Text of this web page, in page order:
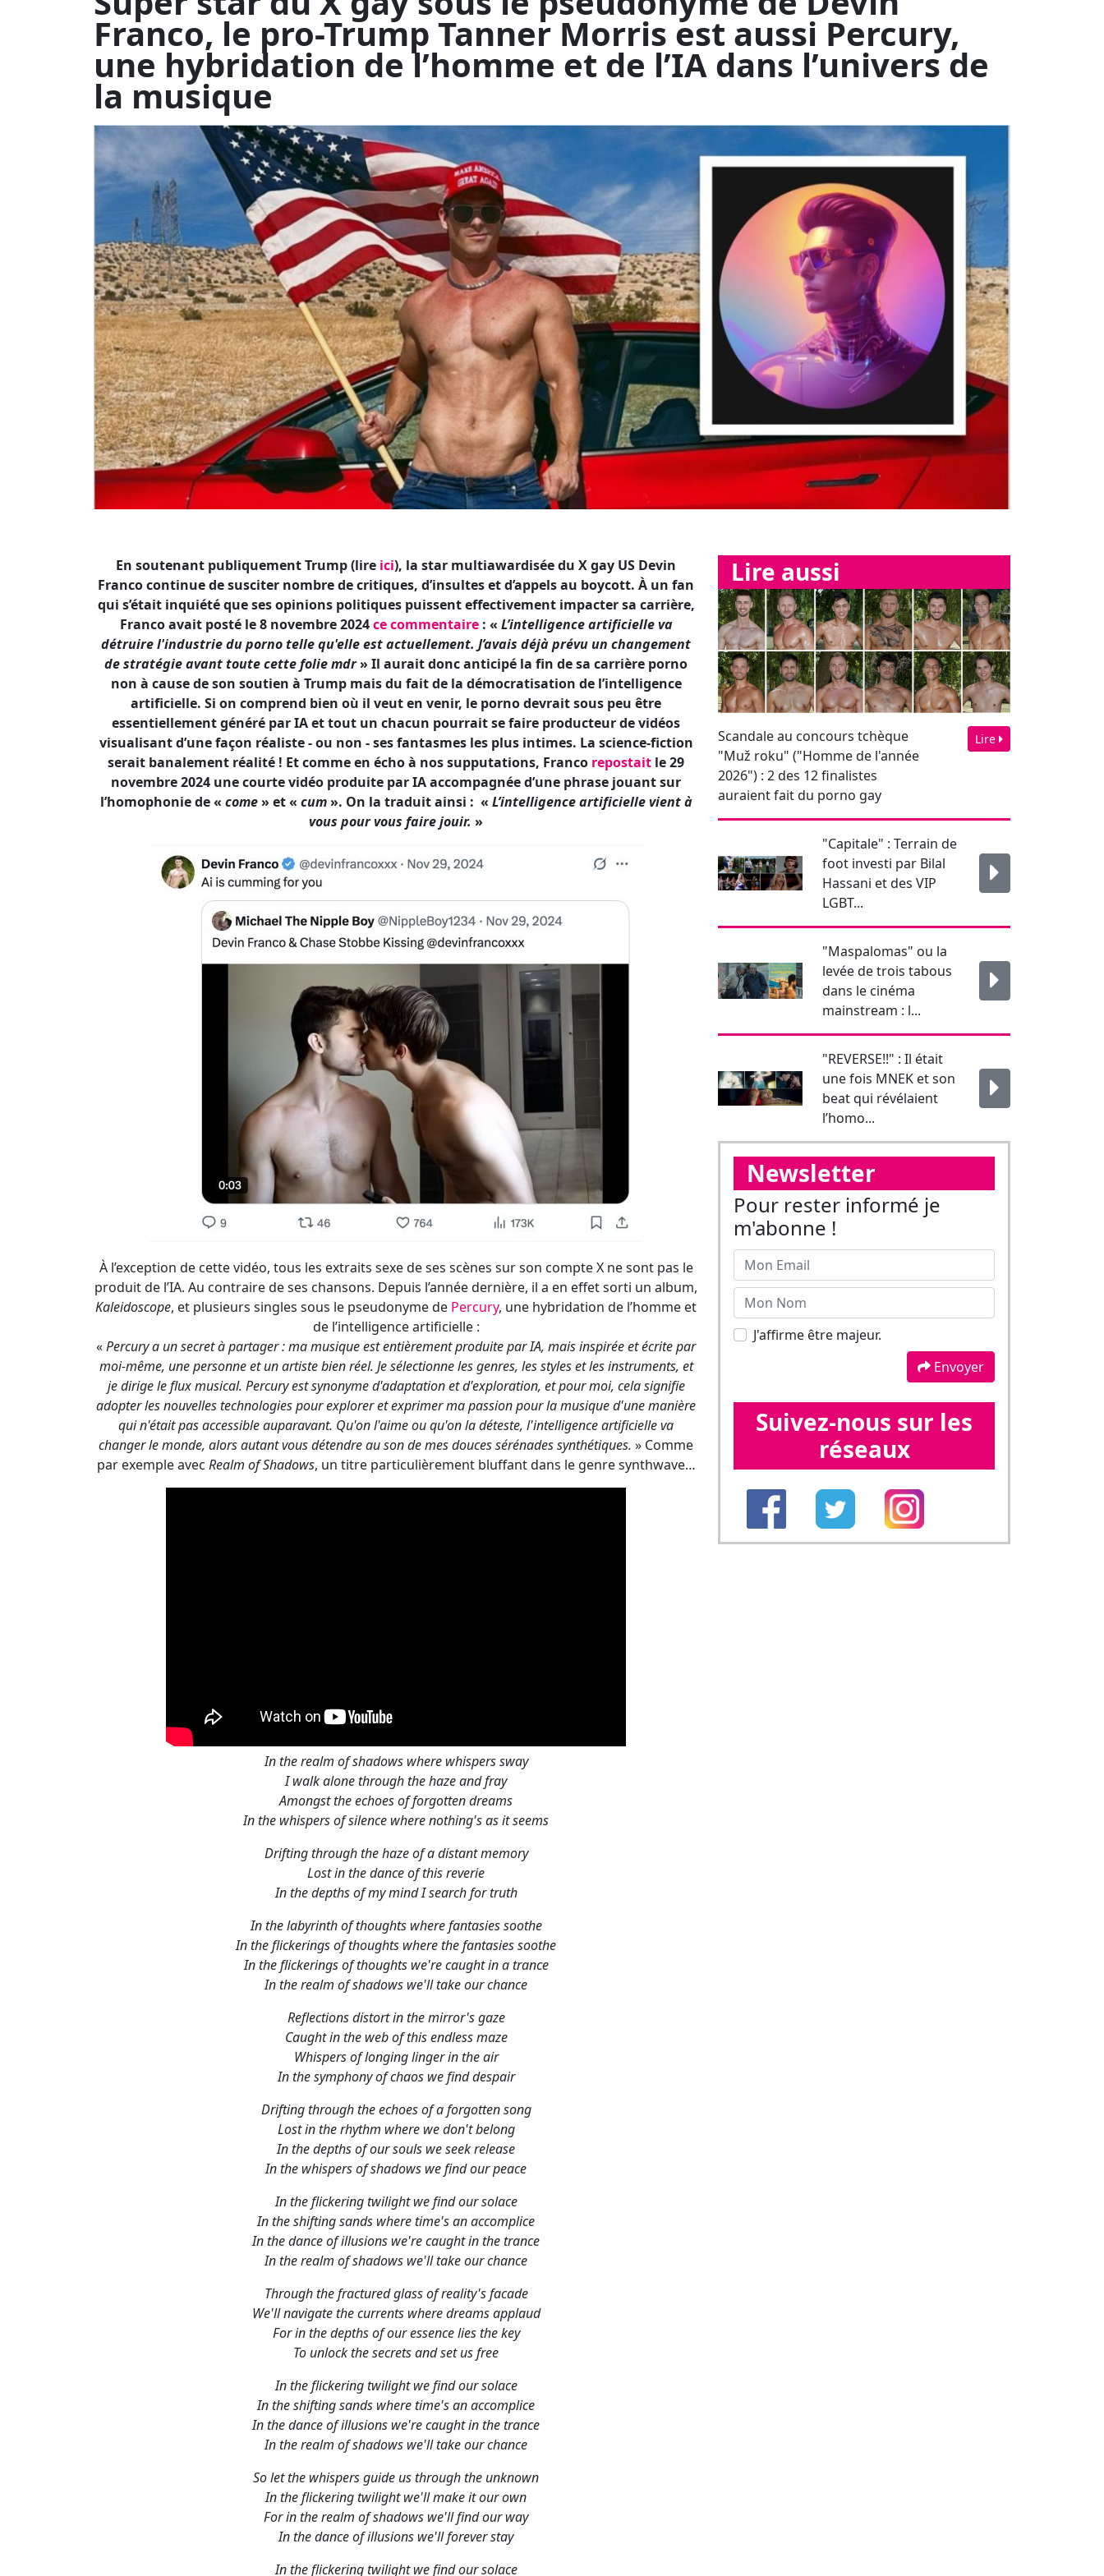
En soutenant publiquement Trump (lireici), la star multiawardisée du X gay US Devin
Franco continue de susciter nombre de critiques, d’insultes et d’appels au boycott. À un fan
qui s’était inquiété que ses opinions politiques puissent effectivement impacter sa carrière,
Franco avait posté le 8 novembre 2024ce commentaire : «L’intelligence artificielle va
détruire l'industrie du porno telle qu'elle est actuellement. J’avais déjà prévu un changement
de stratégie avant toute cette folie mdr
» Il aurait donc anticipé la fin de sa carrière porno
essentiellement généré par IA et tout un chacun pourrait se faire producteur de vidéos
visualisant d’une façon réaliste - ou non - ses fantasmes les plus intimes. La science-fiction
serait banalement réalité ! Et comme en écho à nos supputations, Francorepostaitle 29
novembre 2024 une courte vidéo produite par IA accompagnée d’une phrase jouant sur
l’homophonie de «come» et «cum». On la traduit ainsi : «L’intelligence artificielle vient à
vous pour vous faire jouir.»
À l’exception de cette vidéo, tous les extraits sexe de ses scènes sur son compte X ne sont pas le
produit de l’IA. Au contraire de ses chansons. Depuis l’année dernière, il a en effet sorti un album,
, et plusieurs singles sous le pseudonyme de Percury
, une hybridation de l’homme et
de l’intelligence artificielle :
Percury a un secret à partager : ma musique est entièrement produite par IA, mais inspirée et écrite par
moi-même, une personne et un artiste bien réel. Je sélectionne les genres, les styles et les instruments, et
je dirige le flux musical. Percury est synonyme d'adaptation et d'exploration, et pour moi, cela signifie
qui n'était pas accessible auparavant. Qu'on l'aime ou qu'on la déteste, l'intelligence artificielle va
changer le monde, alors autant vous détendre au son de mes douces sérénades synthétiques. » Comme
par exemple avecRealm of Shadows, un titre particulièrement bluffant dans le genre synthwave…
Lost in the dance of this reverie
In the labyrinth of thoughts where fantasies soothe
In the flickerings of thoughts where the fantasies soothe
In the flickerings of thoughts we're caught in a trance
In the realm of shadows we'll take our chance
Reflections distort in the mirror's gaze
Caught in the web of this endless maze
Whispers of longing linger in the air
In the symphony of chaos we find despair
Drifting through the echoes of a forgotten song
Lost in the rhythm where we don't belong
In the depths of our souls we seek release
In the whispers of shadows we find our peace
In the flickering twilight we find our solace
In the shifting sands where time's an accomplice
In the dance of illusions we're caught in the trance
In the realm of shadows we'll take our chance
Through the fractured glass of reality's facade
We'll navigate the currents where dreams applaud
For in the depths of our essence lies the key
To unlock the secrets and set us free
In the flickering twilight we find our solace
In the shifting sands where time's an accomplice
In the dance of illusions we're caught in the trance
In the realm of shadows we'll take our chance
So let the whispers guide us through the unknown
In the flickering twilight we'll make it our own
For in the realm of shadows we'll find our way
In the dance of illusions we'll forever stay
In the flickering twilight we find our solace
In the shifting sands where time's an accomplice
In the dance of illusions we're caught in the trance
In the realm of shadows we'll take our chance
So let the whispers guide us
Paroles : Tanner Morris
Lire aussi
Scandale au concours tchèque
"Muž roku" ("Homme de l'année
2026") : 2 des 12 finalistes
auraient fait du porno gay
"Capitale" : Terrain de
foot investi par Bilal
LGBT...
"Maspalomas" ou la
mainstream : l...
"REVERSE!!" : Il était
l’homo...
Newsletter
Pour rester informé je
m'abonne !
J'affirme être majeur.
Envoyer
Suivez-nous sur les
réseaux